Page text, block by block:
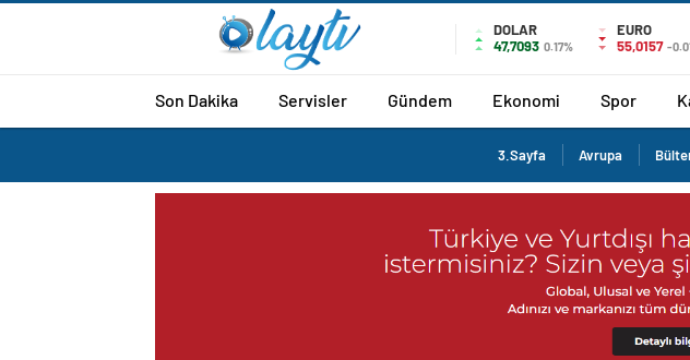
DOLAR
47,7093 0.17%
EURO
55,0157 -
Son Dakika Servisler Gündem Ekonomi Spor
3.Sayfa Avrupa